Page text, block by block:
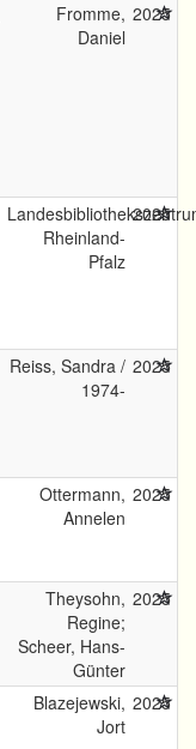
Fromme,
Daniel
2025
Rheinland-
Pfalz
2025
Reiss, Sandra /
1974-
2025
Ottermann,
Annelen
2025
Theysohn,
Regine;
Scheer, Hans-
Günter
2025
Blazejewski,
Jort
2025